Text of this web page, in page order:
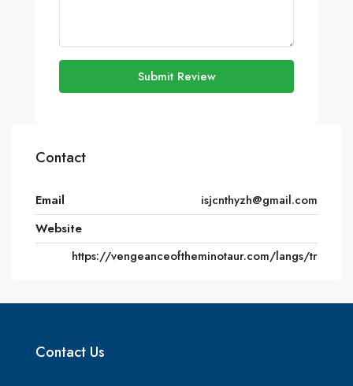
Submit Review
Contact
Email
isjcnthyzh@gmail.com
Website
https://vengeanceoftheminotaur.com/langs/tr
Contact Us